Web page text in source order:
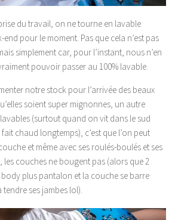
du travail, on ne tourne en lavable
pour le moment. Pas que cela n’est pas
simplement car, pour l’instant, nous n’en
pouvoir passer au 100% lavable.
notre stock pour l’arrivée des beaux
soient super mignonnes, un autre
(surtout quand on vit dans le sud
chaud longtemps), c’est que l’on peut
et même avec ses roulés-boulés et ses
les couches ne bougent pas (alors que 2
body plus pantalon et la couche se barre
ses jambes lol).